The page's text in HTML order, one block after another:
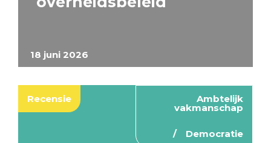
18 juni 2026
Recensie Ambtelijk
vakmanschap
Democratie